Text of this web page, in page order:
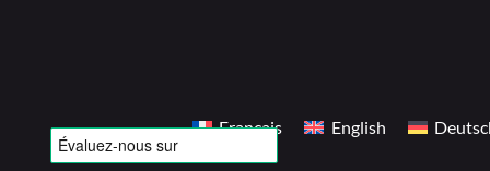
Français English